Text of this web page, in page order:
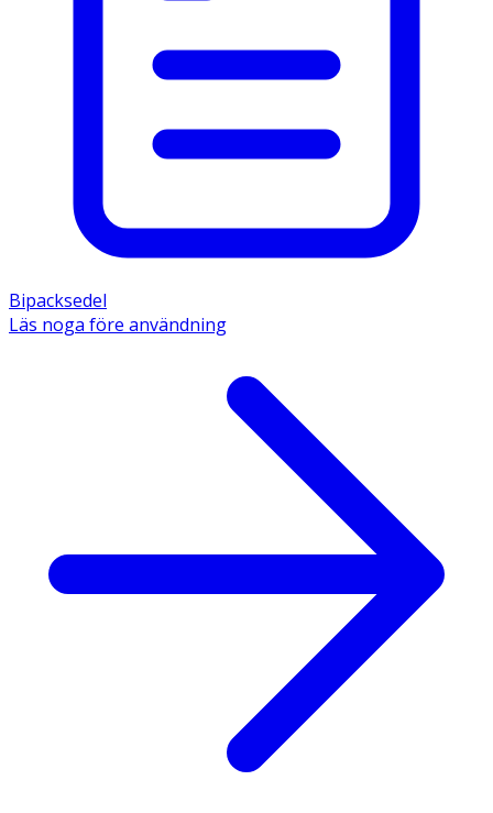
Bipacksedel
Läs noga före användning